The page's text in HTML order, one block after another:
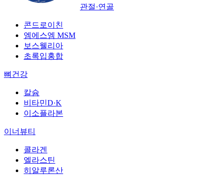
관절·연골
콘드로이친
엠에스엠 MSM
보스웰리아
초록입홍합
뼈건강
칼슘
비타민D·K
이소플라본
이너뷰티
콜라겐
엘라스틴
히알루론산